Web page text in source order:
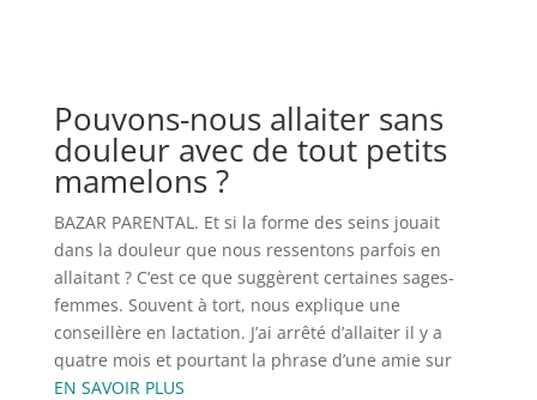
Pouvons-nous allaiter sans
douleur avec de tout petits
mamelons ?
BAZAR PARENTAL. Et si la forme des seins jouait
dans la douleur que nous ressentons parfois en
allaitant ? C’est ce que suggèrent certaines sages-
femmes. Souvent à tort, nous explique une
conseillère en lactation. J’ai arrêté d’allaiter il y a
quatre mois et pourtant la phrase d’une amie sur
EN SAVOIR PLUS